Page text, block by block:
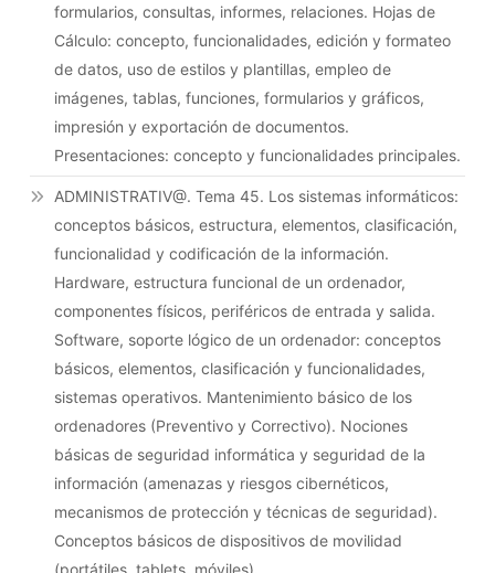
formularios, consultas, informes, relaciones. Hojas de
Cálculo: concepto, funcionalidades, edición y formateo
de datos, uso de estilos y plantillas, empleo de
imágenes, tablas, funciones, formularios y gráficos,
impresión y exportación de documentos.
Presentaciones: concepto y funcionalidades principales.
ADMINISTRATIV@. Tema 45. Los sistemas informáticos:
conceptos básicos, estructura, elementos, clasificación,
funcionalidad y codificación de la información.
Hardware, estructura funcional de un ordenador,
componentes físicos, periféricos de entrada y salida.
Software, soporte lógico de un ordenador: conceptos
básicos, elementos, clasificación y funcionalidades,
sistemas operativos. Mantenimiento básico de los
ordenadores (Preventivo y Correctivo). Nociones
básicas de seguridad informática y seguridad de la
información (amenazas y riesgos cibernéticos,
mecanismos de protección y técnicas de seguridad).
Conceptos básicos de dispositivos de movilidad
(portátiles, tablets, móviles).